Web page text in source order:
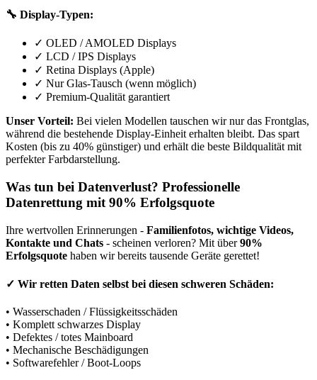
🔧 Display-Typen:
✓ OLED / AMOLED Displays
✓ LCD / IPS Displays
✓ Retina Displays (Apple)
✓ Nur Glas-Tausch (wenn möglich)
✓ Premium-Qualität garantiert
Unser Vorteil: Bei vielen Modellen tauschen wir nur das Frontglas,
während die bestehende Display-Einheit erhalten bleibt. Das spart
Kosten (bis zu 40% günstiger) und erhält die beste Bildqualität mit
perfekter Farbdarstellung.
Was tun bei Datenverlust? Professionelle
Datenrettung mit 90% Erfolgsquote
Ihre wertvollen Erinnerungen - Familienfotos, wichtige Videos,
Kontakte und Chats - scheinen verloren? Mit über90%
Erfolgsquote haben wir bereits tausende Geräte gerettet!
✓ Wir retten Daten selbst bei diesen schweren Schäden:
• Wasserschaden / Flüssigkeitsschäden
• Komplett schwarzes Display
• Defektes / totes Mainboard
• Mechanische Beschädigungen
• Softwarefehler / Boot-Loops